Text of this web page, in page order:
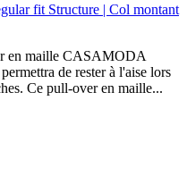
fit Structure | Col montant
en maille CASAMODA
de rester à l'aise lors
Ce pull-over en maille...